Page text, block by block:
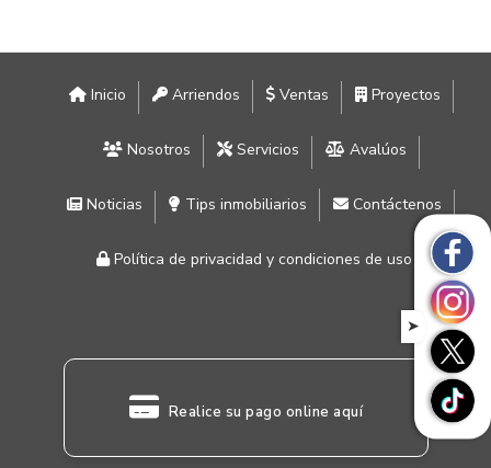
Inicio Arriendos Ventas Proyectos
Nosotros Servicios Avalúos
Noticias Tips inmobiliarios Contáctenos
Política de privacidad y condiciones de uso
Realice su pago online aquí
➤